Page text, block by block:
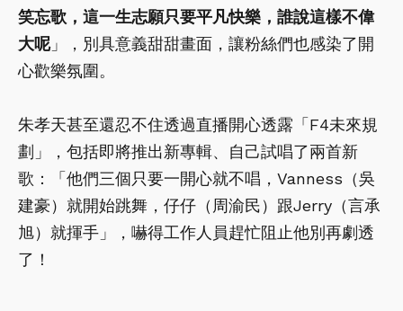
笑忘歌，這一生志願只要平凡快樂，誰說這樣不偉
大呢」，別具意義甜甜畫面，讓粉絲們也感染了開
心歡樂氛圍。
朱孝天甚至還忍不住透過直播開心透露「F4未來規
劃」，包括即將推出新專輯、自己試唱了兩首新
歌：「他們三個只要一開心就不唱，Vanness（吳
建豪）就開始跳舞，仔仔（周渝民）跟Jerry（言承
旭）就揮手」，嚇得工作人員趕忙阻止他別再劇透
了！